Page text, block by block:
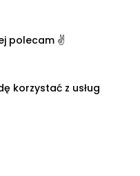
polecam ✌️​
korzystać z usług​